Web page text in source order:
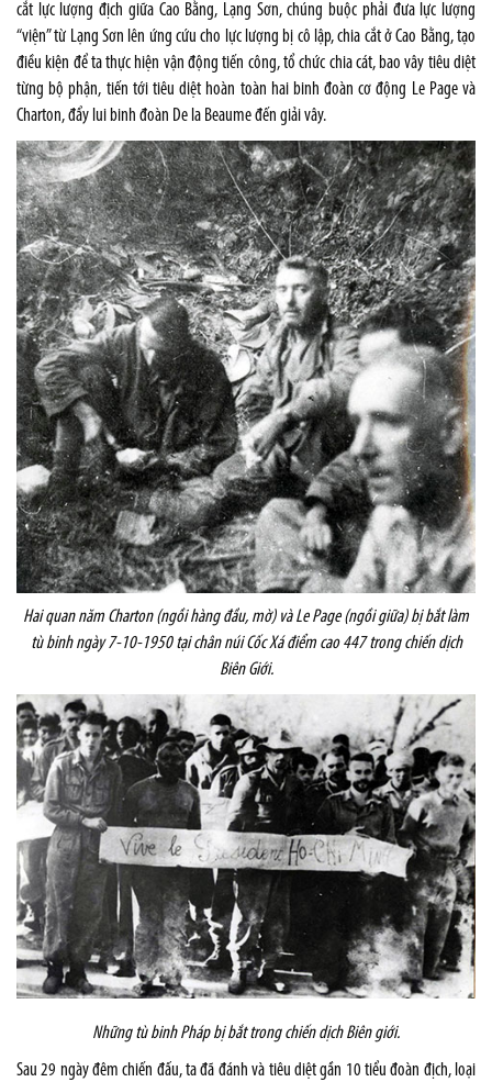
cắt lực lượng địch giữa Cao Bằng, Lạng Sơn, chúng buộc phải đưa lực lượng
“viện” từ Lạng Sơn lên ứng cứu cho lực lượng bị cô lập, chia cắt ở Cao Bằng, tạo
điều kiện để ta thực hiện vận động tiến công, tổ chức chia cát, bao vây tiêu diệt
từng bộ phận, tiến tới tiêu diệt hoàn toàn hai binh đoàn cơ động Le Page và
Charton, đẩy lui binh đoàn De la Beaume đến giải vây.
Hai quan năm Charton (ngồi hàng đầu, mờ) và Le Page (ngồi giữa) bị bắt làm
tù binh ngày 7-10-1950 tại chân núi Cốc Xá điểm cao 447 trong chiến dịch
Biên Giới.
Những tù binh Pháp bị bắt trong chiến dịch Biên giới.
Sau 29 ngày đêm chiến đấu, ta đã đánh và tiêu diệt gần 10 tiểu đoàn địch, loại